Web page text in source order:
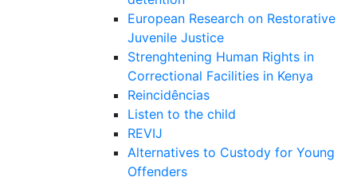
European Research on Restorative
Juvenile Justice
Strenghtening Human Rights in
Correctional Facilities in Kenya
Reincidências
Listen to the child
REVIJ
Alternatives to Custody for Young
Offenders